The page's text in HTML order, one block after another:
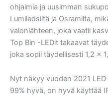
ohjaimia ja uusimman
Lumiledsiltä ja Osramilta,
valonlähteen, joka vaatii
Top Bin -LEDit takaavat
joka sopii täydellisesti 1,2 ×
Nyt näkyy vuoden 2021
99% hyvä, on hyvä käyttää